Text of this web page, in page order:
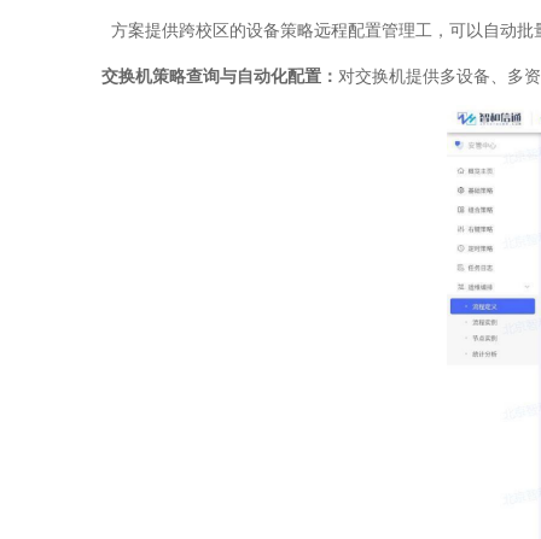
方案提供跨校区的设备策略远程配置管理工，可以自动批
交换机策略查询与自动化配置： 对交换机提供多设备、多